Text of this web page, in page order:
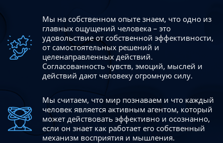
Мы на собственном опыте знаем, что одно из
главных ощущений человека – это
удовольствие от собственной эффективности,
от самостоятельных решений и
целенаправленных действий.
Согласованность чувств, эмоций, мыслей и
действий дают человеку огромную силу.
Мы считаем, что мир познаваем и что каждый
человек является активным агентом, который
может действовать эффективно и осознанно,
если он знает как работает его собственный
механизм восприятия и мышления.